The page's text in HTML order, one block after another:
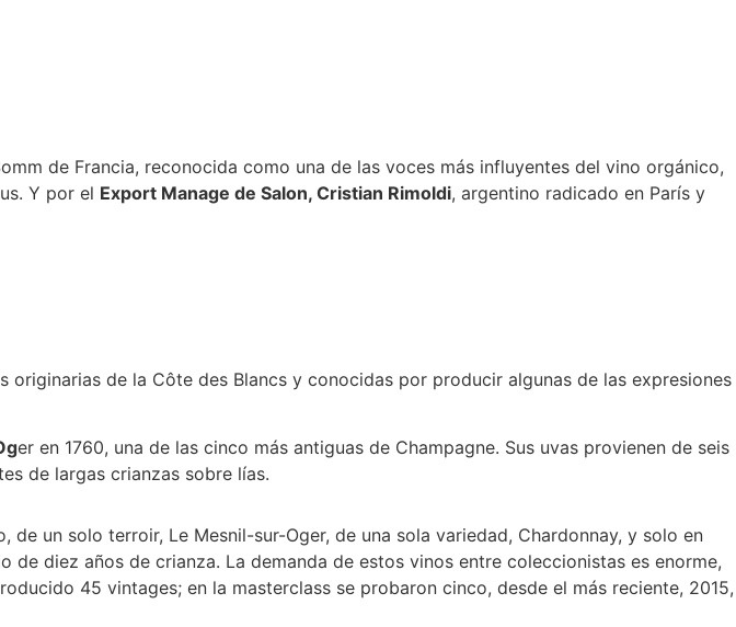
de Francia, reconocida como una de las voces más influyentes del vino orgánico,
Y por el Export Manage de Salon, Cristian Rimoldi, argentino radicado en París y
originarias de la Côte des Blancs y conocidas por producir algunas de las expresiones
er en 1760, una de las cinco más antiguas de Champagne. Sus uvas provienen de seis
de largas crianzas sobre lías.
un solo terroir, Le Mesnil-sur-Oger, de una sola variedad, Chardonnay, y solo en
diez años de crianza. La demanda de estos vinos entre coleccionistas es enorme,
45 vintages; en la masterclass se probaron cinco, desde el más reciente, 2015,